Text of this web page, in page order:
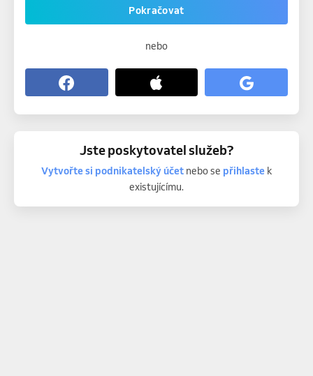
Pokračovat
nebo
Jste poskytovatel služeb?
Vytvořte si podnikatelský účetnebo se přihlastek
existujícímu.